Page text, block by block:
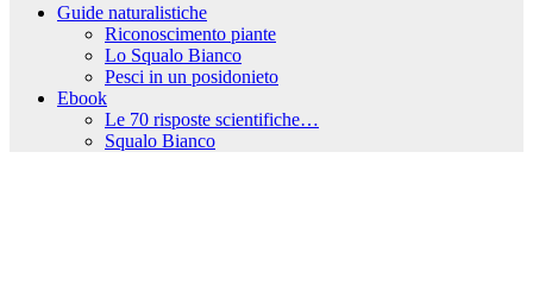
Guide naturalistiche
Riconoscimento piante
Lo Squalo Bianco
Pesci in un posidonieto
Ebook
Le 70 risposte scientifiche…
Squalo Bianco